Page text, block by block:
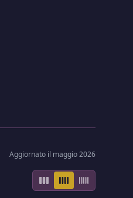
Aggiornato il maggio 2026